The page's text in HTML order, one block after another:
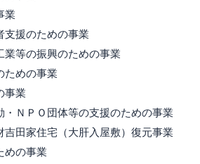
業
支援のための事業
業等の振興のための事業
ための事業
事業
・ＮＰＯ団体等の支援のための事業
吉田家住宅（大肝入屋敷）復元事業
めの事業